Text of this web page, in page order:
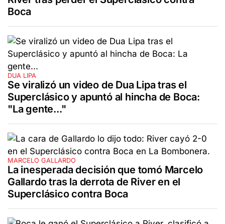
Boca
DUA LIPA
Se viralizó un video de Dua Lipa tras el
Superclásico y apuntó al hincha de Boca:
"La gente..."
MARCELO GALLARDO
La inesperada decisión que tomó Marcelo
Gallardo tras la derrota de River en el
Superclásico contra Boca